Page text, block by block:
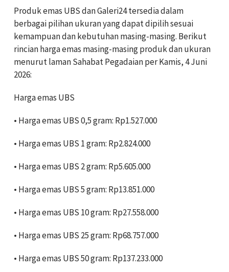
Produk emas UBS dan Galeri24 tersedia dalam
berbagai pilihan ukuran yang dapat dipilih sesuai
kemampuan dan kebutuhan masing-masing. Berikut
rincian harga emas masing-masing produk dan ukuran
menurut laman Sahabat Pegadaian per Kamis, 4 Juni
2026:
Harga emas UBS
• Harga emas UBS 0,5 gram: Rp1.527.000
• ‎Harga emas UBS 1 gram: Rp2.824.000
• ‎Harga emas UBS 2 gram: Rp5.605.000
• ‎Harga emas UBS 5 gram: Rp13.851.000
• ‎Harga emas UBS 10 gram: Rp27.558.000
• ‎Harga emas UBS 25 gram: Rp68.757.000
• ‎Harga emas UBS 50 gram: Rp137.233.000